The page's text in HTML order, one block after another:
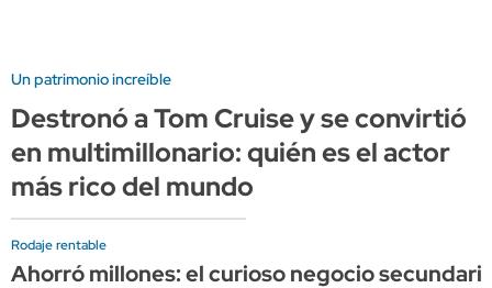
Un patrimonio increíble
Destronó a Tom Cruise y se convirtió
en multimillonario: quién es el actor
más rico del mundo
Rodaje rentable
Ahorró millones: el curioso negocio